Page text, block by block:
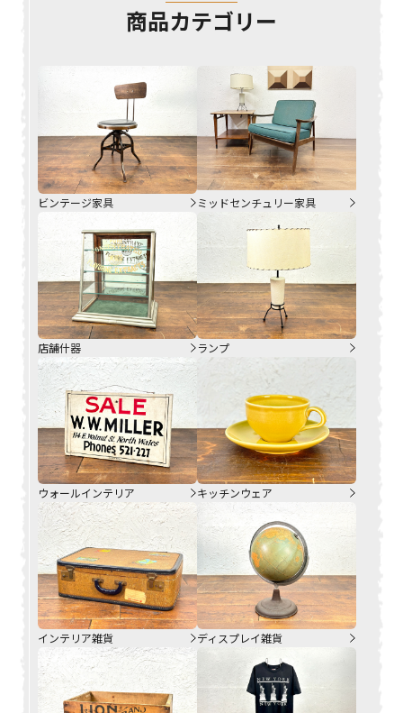
商品カテゴリー
ビンテージ家具 ミッドセンチュリー家具
店舗什器 ランプ
ウォールインテリア キッチンウェア
インテリア雑貨 ディスプレイ雑貨